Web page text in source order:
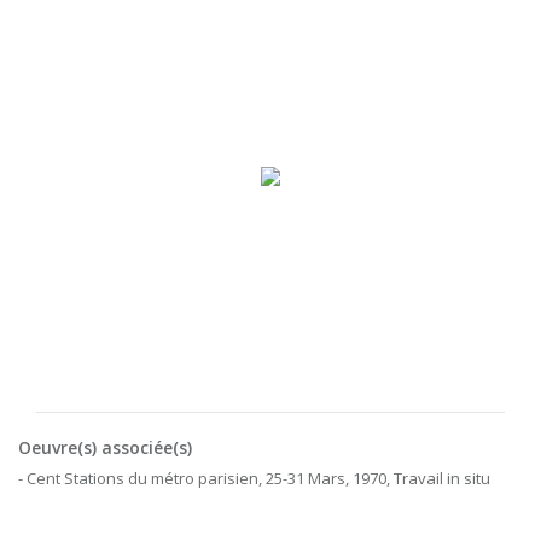
Oeuvre(s) associée(s)
- Cent Stations du métro parisien, 25-31 Mars, 1970, Travail in situ